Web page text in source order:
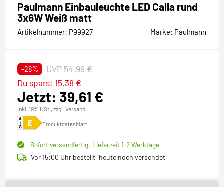
Paulmann Einbauleuchte LED Calla rund
3x6W Weiß matt
Artikelnummer: P99927 Marke: Paulmann
-28% UVP 54,99 €
Jetzt: 39,61 €
Du sparst 15,38 €
inkl. 19% USt., zzgl. Versand
Produktdatenblatt
Sofort versandfertig, Lieferzeit 1-2 Werktage
Vor 15:00 Uhr bestellt, heute noch versendet